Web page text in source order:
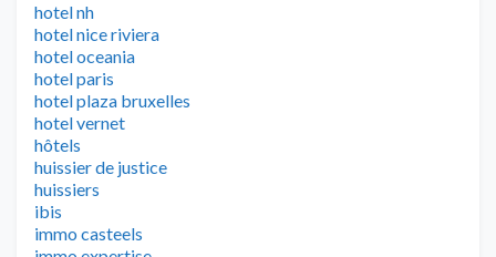
hotel nh
hotel nice riviera
hotel oceania
hotel paris
hotel plaza bruxelles
hotel vernet
hôtels
huissier de justice
huissiers
ibis
immo casteels